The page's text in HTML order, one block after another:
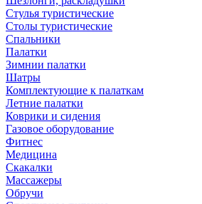
Стулья туристические
Столы туристические
Спальники
Палатки
Зимнии палатки
Шатры
Комплектующие к палаткам
Летние палатки
Коврики и сидения
Газовое оборудование
Фитнес
Медицина
Скакалки
Массажеры
Обручи